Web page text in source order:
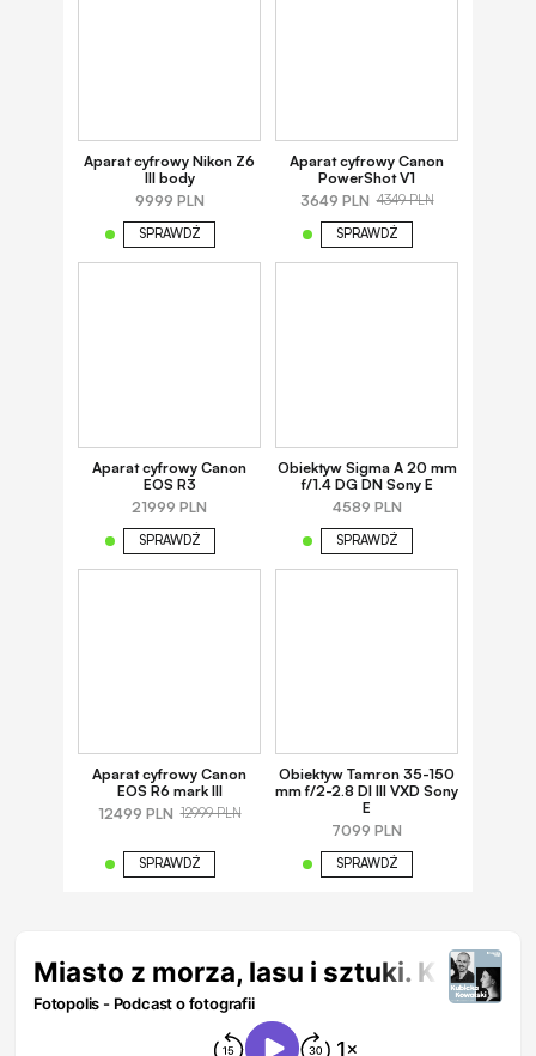
Aparat cyfrowy Nikon Z6
III body
9999 PLN
SPRAWDŹ
Aparat cyfrowy Canon
PowerShot V1
3649 PLN 4349 PLN
SPRAWDŹ
Aparat cyfrowy Canon
EOS R3
21999 PLN
SPRAWDŹ
Obiektyw Sigma A 20 mm
f/1.4 DG DN Sony E
4589 PLN
SPRAWDŹ
Aparat cyfrowy Canon
EOS R6 mark III
12499 PLN 12999 PLN
SPRAWDŹ
Obiektyw Tamron 35-150
mm f/2-2.8 DI III VXD Sony
E
7099 PLN
SPRAWDŹ